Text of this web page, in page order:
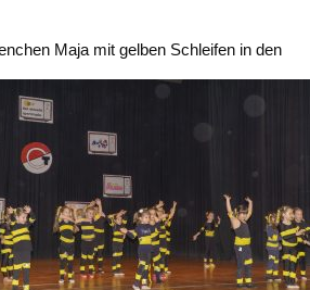
Maja mit gelben Schleifen in den